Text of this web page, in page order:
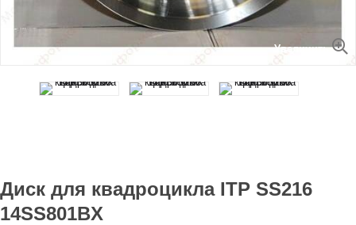
Увеличить
Диск для квадроцикла ITP SS216
14SS801BX